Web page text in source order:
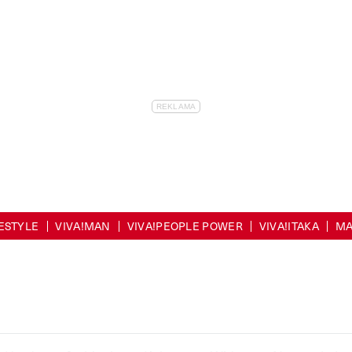
VIVA!MAN VIVA!PEOPLE POWER VIVA!ITAKA